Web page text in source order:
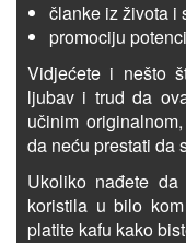
članke iz života i
promociju
Vidjećete i nešto
ljubav i trud da
učinim
da neću prestati da
Ukoliko nađete
koristila u bilo
platite kafu kako